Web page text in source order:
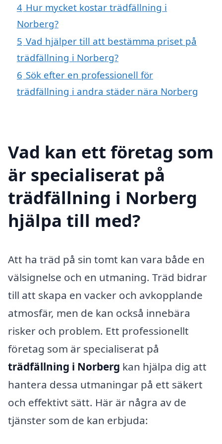
4 Hur mycket kostar trädfällning i
Norberg?
5 Vad hjälper till att bestämma priset på
trädfällning i Norberg?
6 Sök efter en professionell för
trädfällning i andra städer nära Norberg
Vad kan ett företag som
är specialiserat på
trädfällning i Norberg
hjälpa till med?
Att ha träd på sin tomt kan vara både en
välsignelse och en utmaning. Träd bidrar
till att skapa en vacker och avkopplande
atmosfär, men de kan också innebära
risker och problem. Ett professionellt
företag som är specialiserat på
trädfällning i Norberg kan hjälpa dig att
hantera dessa utmaningar på ett säkert
och effektivt sätt. Här är några av de
tjänster som de kan erbjuda: